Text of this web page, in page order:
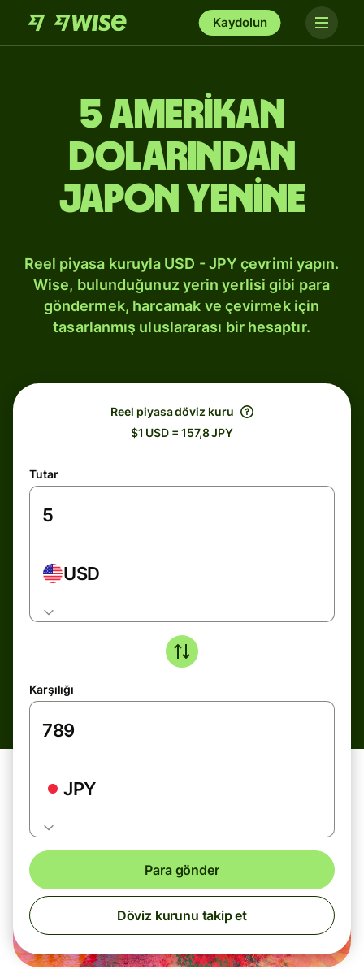
Kaydolun
5 Amerikan
dolarından
Japon yenine
Reel piyasa kuruyla USD - JPY çevrimi yapın.
Wise, bulunduğunuz yerin yerlisi gibi para
göndermek, harcamak ve çevirmek için
tasarlanmış uluslararası bir hesaptır.
Reel piyasa döviz kuru
$1 USD = 157,8 JPY
Tutar
USD
Karşılığı
JPY
Para gönder
Döviz kurunu takip et